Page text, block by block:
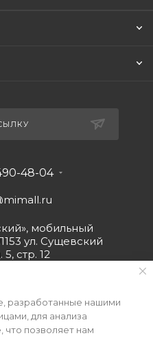
48-04
мобильный
ул. Сущевский
5, стр. 12
разработанные нашими
для анализа
что позволяет нам